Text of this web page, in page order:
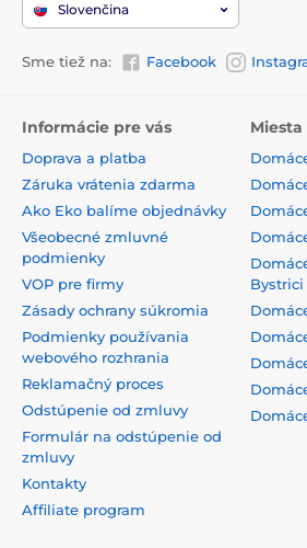
Slovenčina
Sme tiež na: Facebook
Informácie pre vás
Doprava a platba
Záruka vrátenia zdarma
Ako Eko balíme objednávky
Všeobecné zmluvné
podmienky
VOP pre firmy
Zásady ochrany súkromia
Podmienky používania
webového rozhrania
Reklamačný proces
Odstúpenie od zmluvy
Formulár na odstúpenie od
zmluvy
Kontakty
Affiliate program
Bystrici